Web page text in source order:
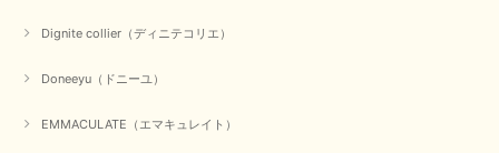
Dignite collier（ディニテコリエ）
Doneeyu（ドニーユ）
EMMACULATE（エマキュレイト）